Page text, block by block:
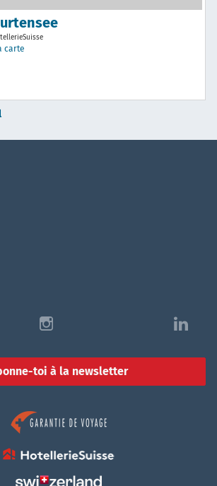
carte
i l
toi à la newsletter